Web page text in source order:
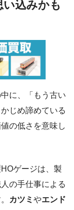
い込みかも
に、「もう古い
じめ諦めている
の低さを意味し
ゲージは、製
の手仕事による
カツミ やエンド